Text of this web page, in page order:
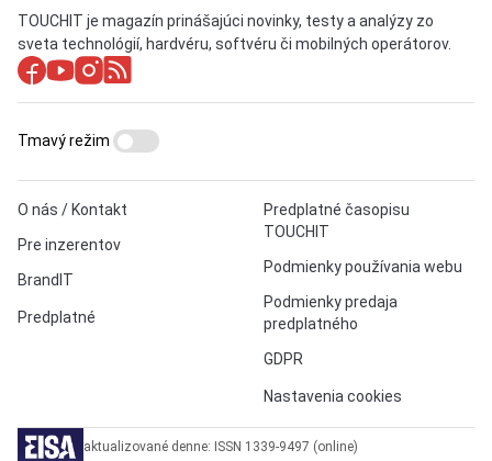
TOUCHIT je magazín prinášajúci novinky, testy a analýzy zo
sveta technológií, hardvéru, softvéru či mobilných operátorov.
O nás / Kontakt
Pre inzerentov
BrandIT
Predplatné
Predplatné časopisu
TOUCHIT
Podmienky používania webu
Podmienky predaja
predplatného
GDPR
Nastavenia cookies
Tmavý režim
aktualizované denne: ISSN 1339-9497 (online)